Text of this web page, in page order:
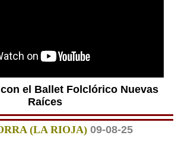
el Ballet Folclórico Nuevas
Raíces
(LA RIOJA) 09-08-25